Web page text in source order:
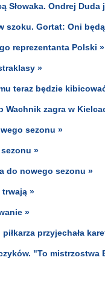
Słowaka. Ondrej
szoku. Gortat: Oni
reprezentanta Polski »
»
teraz będzie
Wachnik zagra w
sezonu »
»
do nowego sezonu »
trwają »
»
przyjechała
"To